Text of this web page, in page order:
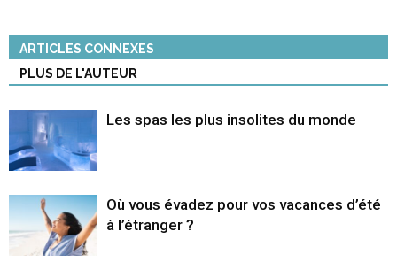
ARTICLES CONNEXES
PLUS DE L'AUTEUR
Les spas les plus insolites du monde
Où vous évadez pour vos vacances d’été
à l’étranger ?